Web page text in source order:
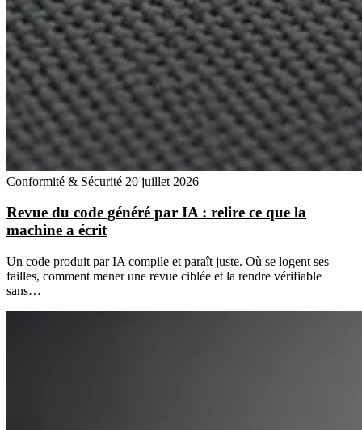
Conformité & Sécurité 20 juillet 2026
Revue du code généré par IA : relire ce que la
machine a écrit
Un code produit par IA compile et paraît juste. Où se logent ses
failles, comment mener une revue ciblée et la rendre vérifiable
sans…